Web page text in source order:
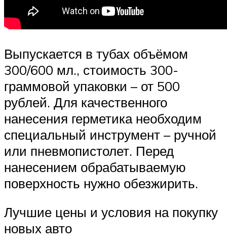
Выпускается в тубах объёмом
300/600 мл., стоимость 300-
граммовой упаковки – от 500
рублей. Для качественного
нанесения герметика необходим
специальный инструмент – ручной
или пневмопистолет. Перед
нанесением обрабатываемую
поверхность нужно обезжирить.
Лучшие цены и условия на покупку
новых авто